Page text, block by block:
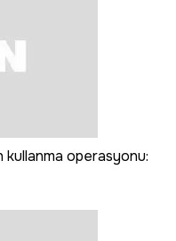
kullanma operasyonu: